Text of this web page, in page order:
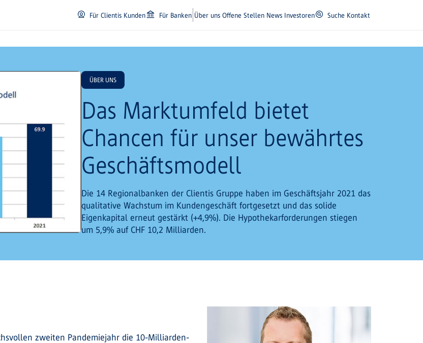
Für Clientis Kunden Für Banken Über uns Offene Stellen News Investoren Suche Kontakt
ÜBER UNS
Das Marktumfeld bietet
Chancen für unser bewährtes
Geschäftsmodell
Die 14 Regionalbanken der Clientis Gruppe haben im Geschäftsjahr 2021 das
qualitative Wachstum im Kundengeschäft fortgesetzt und das solide
Eigenkapital erneut gestärkt (+4,9%). Die Hypothekarforderungen stiegen
um 5,9% auf CHF 10,2 Milliarden.
zweiten Pandemiejahr die 10-Milliarden-